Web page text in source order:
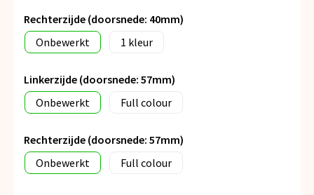
Rechterzijde (doorsnede: 40mm)
Onbewerkt
1
Linkerzijde (doorsnede: 57mm)
Onbewerkt
Full colour
Rechterzijde (doorsnede: 57mm)
Onbewerkt
Full colour